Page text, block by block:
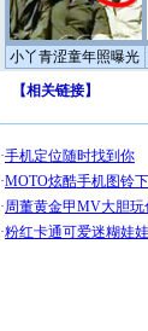
小丫青涩童年照曝光
【相关链接】